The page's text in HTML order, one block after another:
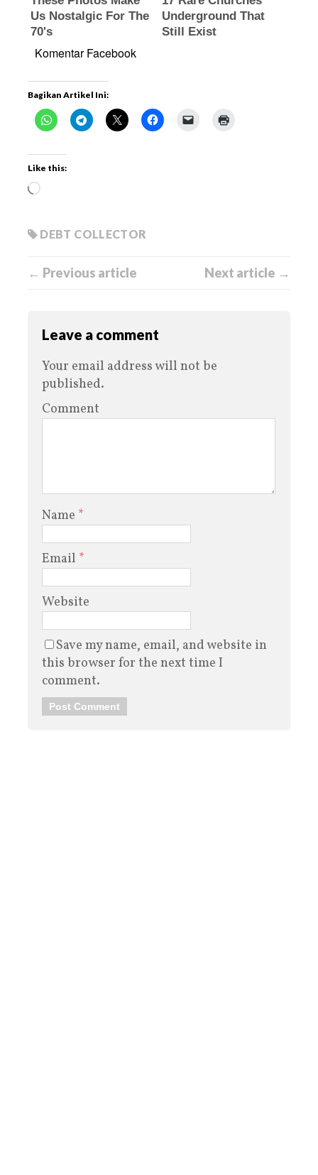
Komentar Facebook
Bagikan Artikel Ini:
Like this:
DEBT COLLECTOR
← Previous article Next article →
Leave a comment
Your email address will not be
published.
Comment
Name *
Email *
Website
Save my name, email, and website in
this browser for the next time I
comment.